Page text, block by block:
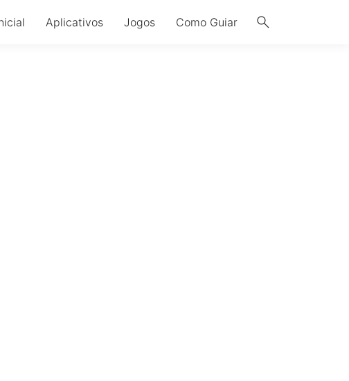
search
Aplicativos Jogos Como Guiar